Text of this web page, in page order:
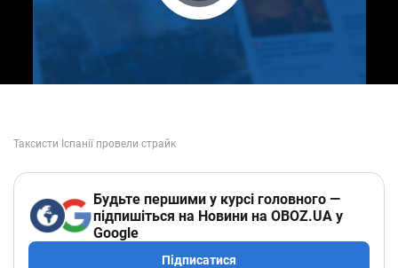
Будьте першими у курсі головного —
підпишіться на Новини на OBOZ.UA у
Google
Підписатися